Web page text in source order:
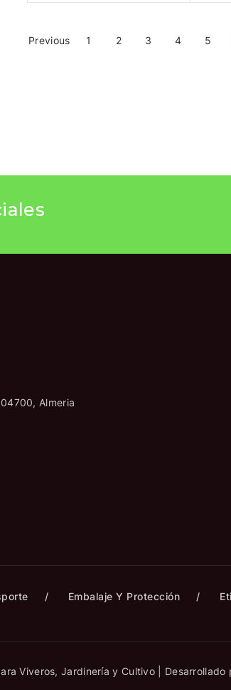
Previous 1 2 3 4 5
Almeria
Embalaje Y Protección
Viveros, Jardinería y Cultivo | Desarrollado